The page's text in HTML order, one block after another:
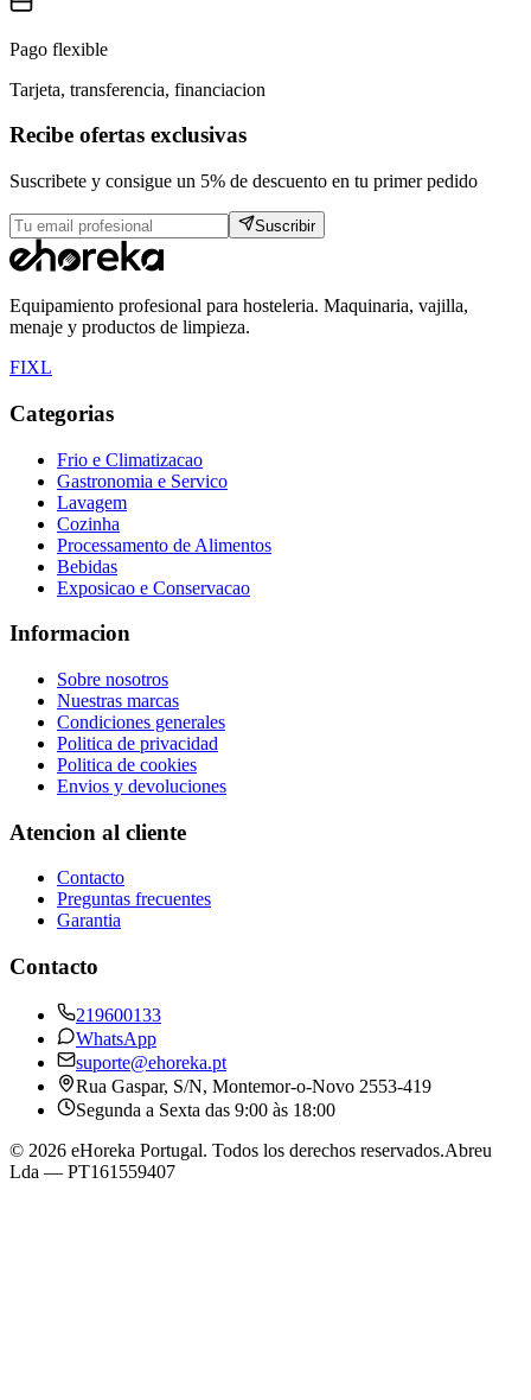
Pago flexible
Tarjeta, transferencia, financiacion
Recibe ofertas exclusivas
Suscribete y consigue un 5% de descuento en tu primer pedido
Suscribir
Equipamiento profesional para hosteleria. Maquinaria, vajilla,
menaje y productos de limpieza.
FIXL
Categorias
Frio e Climatizacao
Gastronomia e Servico
Lavagem
Cozinha
Processamento de Alimentos
Bebidas
Exposicao e Conservacao
Informacion
Sobre nosotros
Nuestras marcas
Condiciones generales
Politica de privacidad
Politica de cookies
Envios y devoluciones
Atencion al cliente
Contacto
Preguntas frecuentes
Garantia
Contacto
219600133
WhatsApp
suporte@ehoreka.pt
Rua Gaspar, S/N, Montemor-o-Novo 2553-419
Segunda a Sexta das 9:00 às 18:00
© 2026 eHoreka Portugal. Todos los derechos reservados.Abreu
Lda — PT161559407